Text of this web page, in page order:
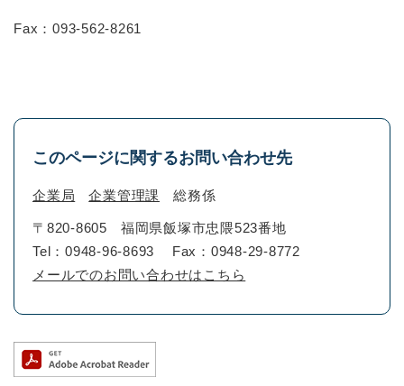
Fax：093-562-8261
このページに関するお問い合わせ先
企業局 企業管理課 総務係
〒820-8605
福岡県飯塚市忠隈523番地
Tel：0948-96-8693
Fax：0948-29-8772
メールでのお問い合わせはこちら